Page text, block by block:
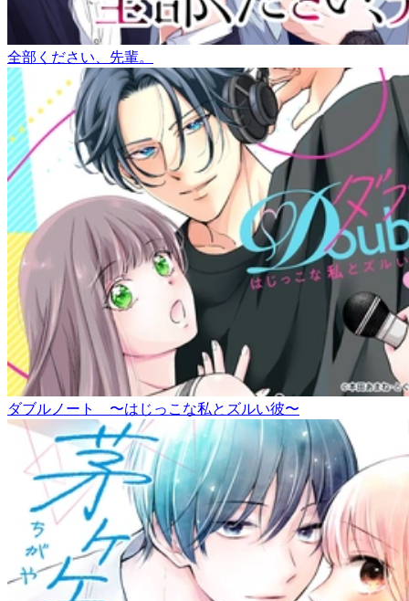
全部ください、先輩。
ダブルノート 〜はじっこな私とズルい彼〜